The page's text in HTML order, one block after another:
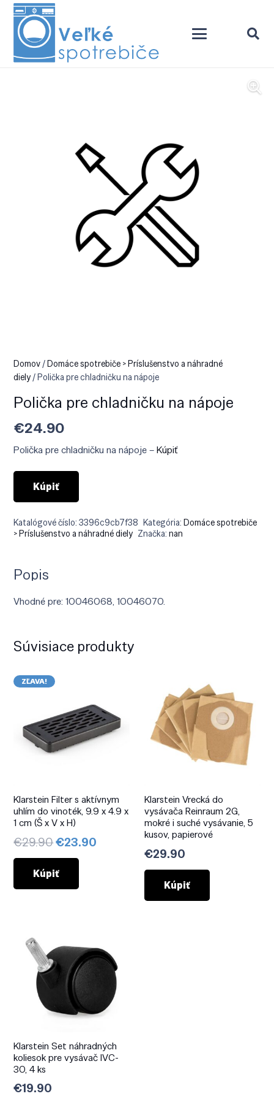
Domov/Domáce spotrebiče > Príslušenstvo a náhradné
diely/ Polička pre chladničku na nápoje
Polička pre chladničku na nápoje
€24.90
Polička pre chladničku na nápoje –Kúpiť
Kúpiť
Katalógové číslo:3396c9cb7f38 Kategória:Domáce spotrebiče
> Príslušenstvo a náhradné diely Značka:nan
Popis
Vhodné pre: 10046068, 10046070.
Súvisiace produkty
ZĽAVA!
Klarstein Filter s aktívnym
uhlím do vinoték, 9.9 x 4.9 x
1 cm (Š x V x H)
€29.90Pôvodná
cena
bola:
€29.90.
€23.90 Aktuálna
Kúpiť
Klarstein Vrecká do
vysávača Reinraum 2G,
mokré i suché vysávanie, 5
kusov, papierové
€29.90
Kúpiť
Klarstein Set náhradných
koliesok pre vysávač IVC-
30, 4 ks
€19.90